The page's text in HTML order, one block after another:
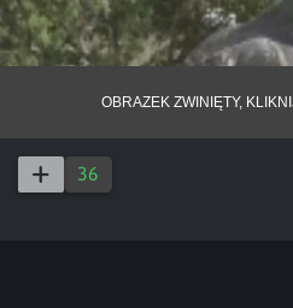
OBRAZEK ZWINIĘTY,
36